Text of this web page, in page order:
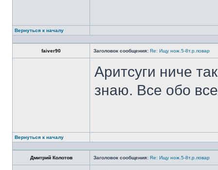
Вернуться к началу
faiver90 Заголовок сообщения: Re: Ищу нож.5-8т.р.повар
Аритсуги ниче
знаю. Все обо
Вернуться к началу
Дмитрий Колотов Заголовок сообщения: Re: Ищу нож.5-8т.р.повар